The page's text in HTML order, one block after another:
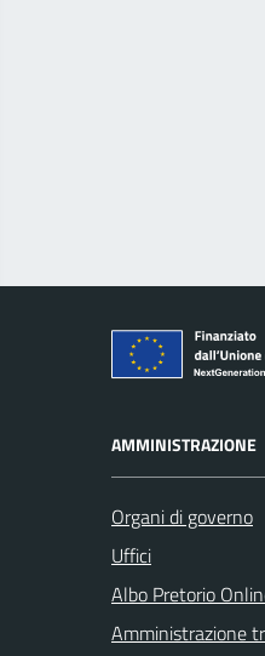
AMMINISTRAZIONE
Organi di governo
Uffici
Albo Pretorio
Amministrazione